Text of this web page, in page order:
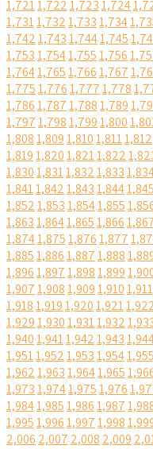
1,7211,7221,7231,724
1,7311,7321,7331,734
1,7421,7431,7441,745
1,7531,7541,7551,756
1,7641,7651,7661,767
1,7751,7761,7771,778
1,7861,7871,7881,789
1,7971,7981,7991,800
1,8081,8091,8101,8111,812
1,8191,8201,8211,822
1,8301,8311,8321,833
1,8411,8421,8431,8441,845
1,8521,8531,8541,855
1,8631,8641,8651,866
1,8741,8751,8761,877
1,8851,8861,8871,888
1,8961,8971,8981,899
1,9071,9081,9091,9101,911
1,9181,9191,9201,921
1,9291,9301,9311,932
1,9401,9411,9421,943
1,9511,9521,9531,9541,955
1,9621,9631,9641,965
1,9731,9741,9751,976
1,9841,9851,9861,987
1,9951,9961,9971,998
2,006 2,007 2,008 2,009